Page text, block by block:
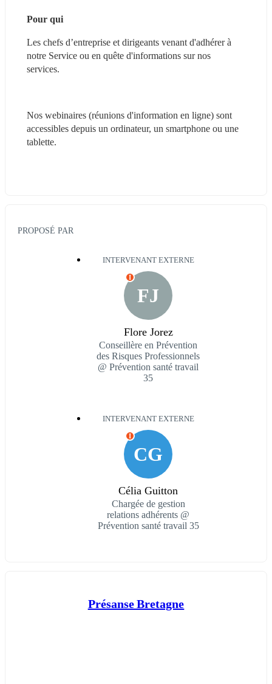
Pour qui
Les chefs d’entreprise et dirigeants venant d'adhérer à
notre Service ou en quête d'informations sur nos
services.
Nos webinaires (réunions d'information en ligne) sont
accessibles depuis un ordinateur, un smartphone ou une
tablette.
PROPOSÉ PAR
INTERVENANT EXTERNE
FJ
I
Flore Jorez
Conseillère en Prévention
des Risques Professionnels
@ Prévention santé travail
35
INTERVENANT EXTERNE
CG
I
Célia Guitton
Chargée de gestion
relations adhérents @
Prévention santé travail 35
Présanse Bretagne